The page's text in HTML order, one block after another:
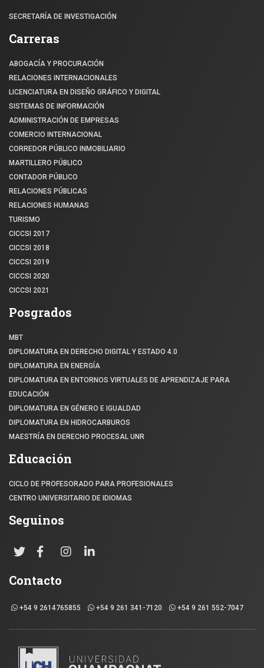
SECRETARÍA DE INVESTIGACIÓN
Carreras
ABOGACÍA Y PROCURACIÓN
RELACIONES INTERNACIONALES
LICENCIATURA EN DISEÑO GRÁFICO Y DIGITAL
SISTEMAS DE INFORMACIÓN
ADMINISTRACIÓN DE EMPRESAS
COMERCIO INTERNACIONAL
CORREDOR PÚBLICO INMOBILIARIO
MARTILLERO PÚBLICO
CONTADOR PÚBLICO
RELACIONES PÚBLICAS
RELACIONES HUMANAS
TURISMO
CICCSI 2017
CICCSI 2018
CICCSI 2019
CICCSI 2020
CICCSI 2021
Posgrados
MBT
DIPLOMATURA EN DERECHO DIGITAL Y ESTADO 4.0
DIPLOMATURA EN ENERGÍA
DIPLOMATURA EN ENTORNOS VIRTUALES DE APRENDIZAJE PARA
EDUCACIÓN
DIPLOMATURA EN GÉNERO E IGUALDAD
DIPLOMATURA EN HIDROCARBUROS
MAESTRÍA EN DERECHO PROCESAL UNR
Educación
CICLO DE PROFESORADO PARA PROFESIONALES
CENTRO UNIVERSITARIO DE IDIOMAS
Seguinos
Contacto
+54 9 2614765855 +54 9 261 341-7120 +54 9 261 552-7047